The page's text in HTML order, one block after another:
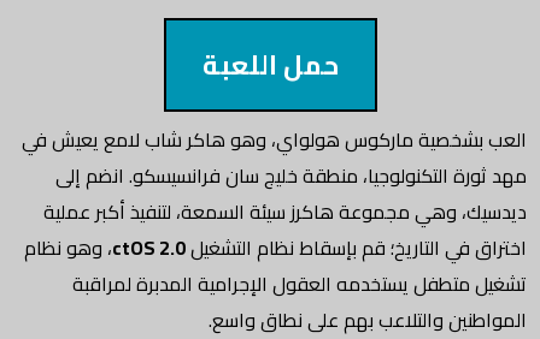
حمل اللعبة
العب بشخصية ماركوس هولواي، وهو هاكر شاب لامع يعيش في
مهد ثورة التكنولوجيا، منطقة خليج سان فرانسيسكو. انضم إلى
ديدسيك، وهي مجموعة هاكرز سيئة السمعة، لتنفيذ أكبر عملية
اختراق في التاريخ؛ قم بإسقاط نظام التشغيلctOS 2.0، وهو نظام
تشغيل متطفل يستخدمه العقول الإجرامية المدبرة لمراقبة
المواطنين والتلاعب بهم على نطاق واسع.